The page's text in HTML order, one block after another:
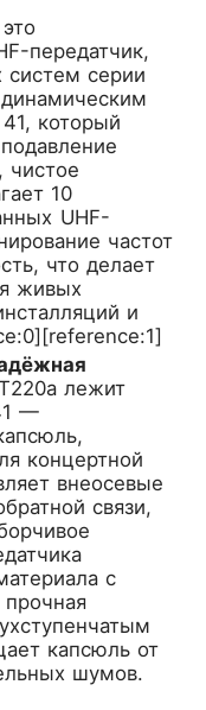
передатчик,
систем серии
который
чистое
10
UHF-
частот
что делает
живых
и
лежит
—
концертной
внеосевые
связи,
с
прочная
капсюль от
шумов.